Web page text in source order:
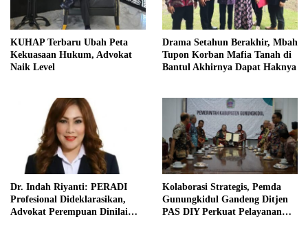
KUHAP Terbaru Ubah Peta
Kekuasaan Hukum, Advokat
Naik Level
Drama Setahun Berakhir, Mbah
Tupon Korban Mafia Tanah di
Bantul Akhirnya Dapat Haknya
Dr. Indah Riyanti: PERADI
Profesional Dideklarasikan,
Advokat Perempuan Dinilai
Kolaborasi Strategis, Pemda
Gunungkidul Gandeng Ditjen
PAS DIY Perkuat Pelayanan